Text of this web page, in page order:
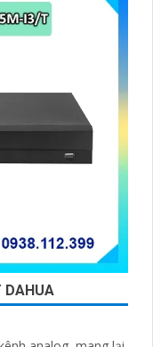
DAHUA